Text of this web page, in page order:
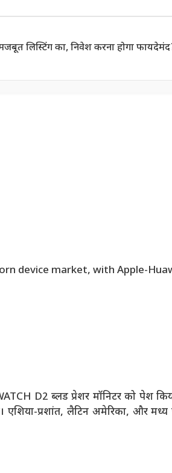
लिस्टिंग का, निवेश करना होगा
D2 ब्लड प्रेशर मॉनिटर को पेश
एशिया-प्रशांत, लैटिन अमेरिका, और